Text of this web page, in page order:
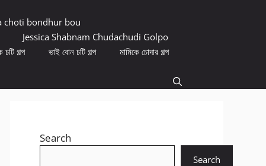
choti bondhur bou
Jessica Shabnam Chudachudi Golpo
চটি গল্প ভাই বোন চটি গল্প
মামিকে চোদার গল্প
Search
Search